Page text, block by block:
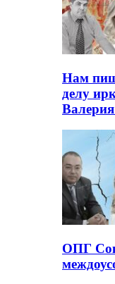
Нам
делу
ОПГ